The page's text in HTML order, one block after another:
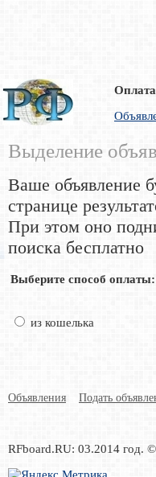
Оплата
Выделение
Ваше объявление
странице
При этом оно
поиска бесплатно
Выберите способ оплаты:
из кошелька
Объявления Подать
RFboard.RU: 03.2014 год.